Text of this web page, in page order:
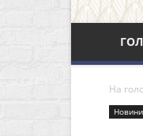
На
Новини